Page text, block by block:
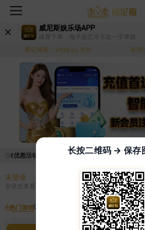
威尼斯娱乐场APP
体育下单，电子游艺等尽在一手掌握
易记域名： v100.cc 复制 备用
取优惠活动的手续麻烦，已新增优惠系统，现在
未登录
登录后查看 充值
快速到账
热门游戏
长按二维码 → 保存